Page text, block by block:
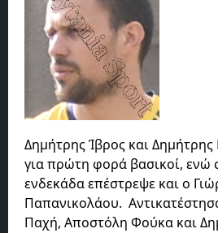
Δημήτρης Ίβρος και
για πρώτη φορά βασικοί, ενώ
ενδεκάδα επέστρεψε και ο
Παπανικολάου.
Παχή, Αποστόλη Φούκα και